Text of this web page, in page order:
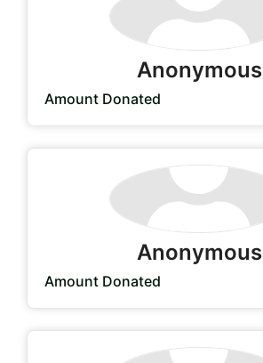
Anonymous
Amount Donated
Anonymous
Amount Donated